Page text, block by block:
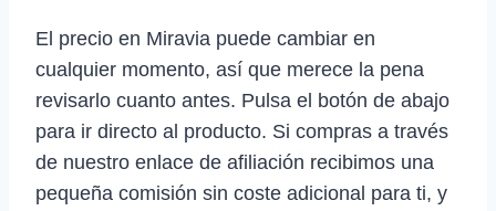
El precio en Miravia puede cambiar en
cualquier momento, así que merece la pena
revisarlo cuanto antes. Pulsa el botón de abajo
para ir directo al producto. Si compras a través
de nuestro enlace de afiliación recibimos una
pequeña comisión sin coste adicional para ti, y